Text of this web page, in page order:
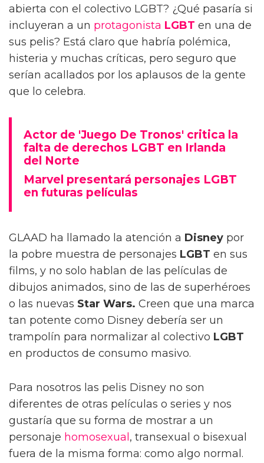
abierta con el colectivo LGBT? ¿Qué pasaría si
incluyeran a un protagonista LGBT en una de
sus pelis? Está claro que habría polémica,
histeria y muchas críticas, pero seguro que
serían acallados por los aplausos de la gente
que lo celebra.
Actor de 'Juego De Tronos' critica la
falta de derechos LGBT en Irlanda
del Norte
Marvel presentará personajes LGBT
en futuras películas
GLAAD ha llamado la atención a Disney por
la pobre muestra de personajes LGBT en sus
films, y no solo hablan de las películas de
dibujos animados, sino de las de superhéroes
o las nuevas Star Wars. Creen que una marca
tan potente como Disney debería ser un
trampolín para normalizar al colectivo LGBT
en productos de consumo masivo.
Para nosotros las pelis Disney no son
diferentes de otras películas o series y nos
gustaría que su forma de mostrar a un
personaje homosexual , transexual o bisexual
fuera de la misma forma: como algo normal.